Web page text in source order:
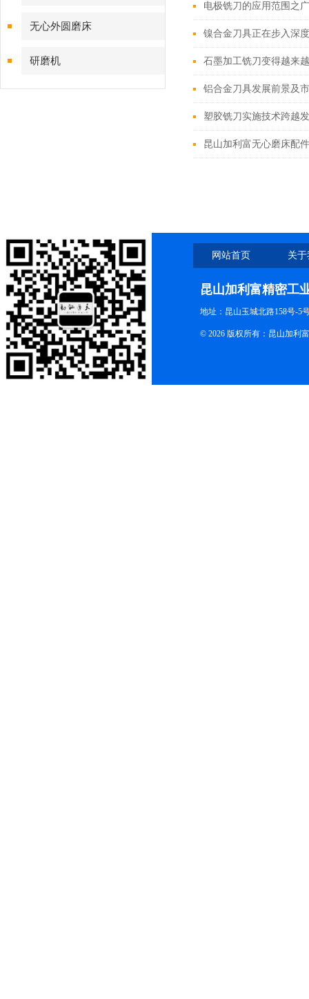
无心外圆磨床
研磨机
电极铣刀的应用范围之
镍合金刀具正在步入深
石墨加工铣刀变得越来
铝合金刀具发展前景及
塑胶铣刀实施技术跨越
昆山加利富无心磨床配
网站首页 关
昆山加利富精密工
地址：昆山玉城北路158号-5
© 2026 版权所有：昆山加利